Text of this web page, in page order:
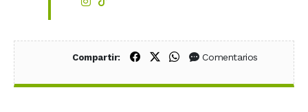
Compartir: Compartir en Facebook
Compartir en X (Twitter)
Compartir en WhatsApp
Comentarios